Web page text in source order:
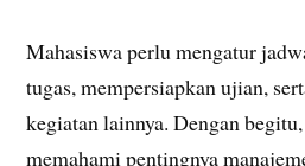
Mahasiswa perlu mengatur
tugas, mempersiapkan ujian,
kegiatan lainnya. Dengan
memahami pentingnya